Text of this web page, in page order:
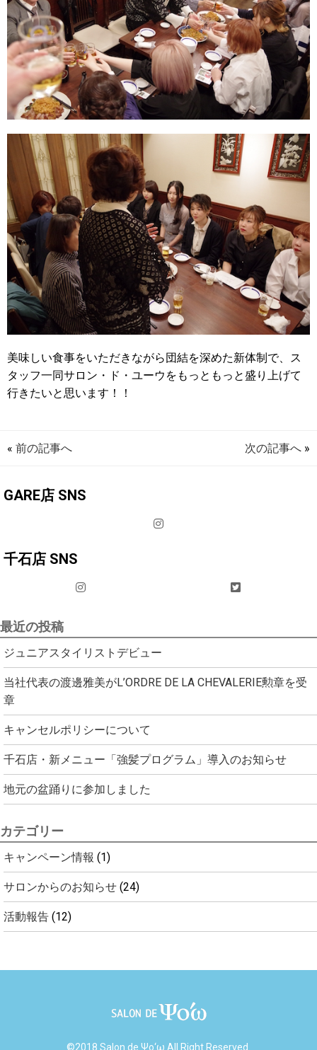
美味しい食事をいただきながら団結を深めた新体制で、ス
タッフ一同サロン・ド・ユーウをもっともっと盛り上げて
行きたいと思います！！
« 前の記事へ 次の記事へ »
GARE店 SNS
千石店 SNS
最近の投稿
ジュニアスタイリストデビュー
当社代表の渡邊雅美がL’ORDRE DE LA CHEVALERIE勲章を受
章
キャンセルポリシーについて
千石店・新メニュー「強髪プログラム」導入のお知らせ
地元の盆踊りに参加しました
カテゴリー
キャンペーン情報 (1)
サロンからのお知らせ (24)
活動報告 (12)
©2018 Salon de Ψο‘ω All Right Reserved.